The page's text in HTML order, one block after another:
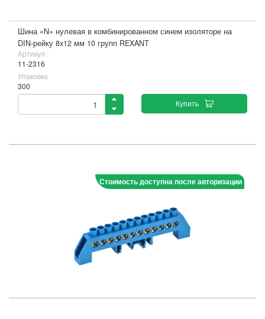
Шина «N» нулевая в комбинированном синем изоляторе на
DIN-рейку 8x12 мм 10 групп REXANT
Артикул :
11-2316
Упаковка
300
Купить
Стоимость доступна после авторизации